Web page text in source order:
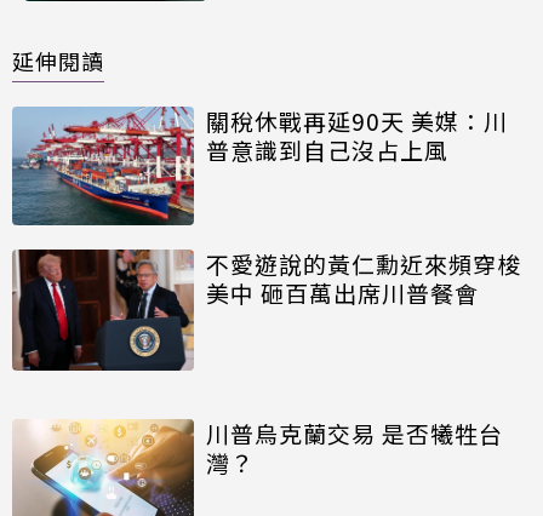
延伸閱讀
關稅休戰再延90天 美媒：川
普意識到自己沒占上風
不愛遊說的黃仁勳近來頻穿梭
美中 砸百萬出席川普餐會
川普烏克蘭交易 是否犧牲台
灣？